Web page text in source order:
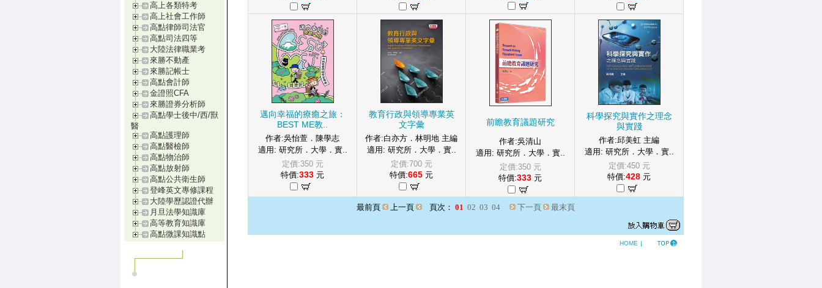
高上各類特考
高上社會工作師
高點律師司法官
高點司法四等
大陸法律職業考
來勝不動產
來勝記帳士
高點會計師
金證照CFA
來勝證券分析師
高點學士後中/西/獸
醫
高點護理師
高點醫檢師
高點物治師
高點放射師
高點公共衛生師
登峰英文專修課程
大陸學歷認證代辦
月旦法學知識庫
高等教育知識庫
高點微課知識點
邁向幸福的療癒之旅：
BEST ME教..
作者:吳怡萱．陳學志
適用: 研究所．大學．實..
定價:350 元
特價:333 元
教育行政與領導專業英
文字彙
作者:白亦方．林明地 主編
適用: 研究所．大學．實..
定價:700 元
特價:665 元
前瞻教育議題研究
作者:吳清山
適用: 研究所．大學．實..
定價:350 元
特價:333 元
科學探究與實作之理念
與實踐
作者:邱美虹 主編
適用: 研究所．大學．實..
定價:450 元
特價:428 元
最前頁 上一頁 頁次： 01 02 03 04 下一頁 最末頁
HOME |